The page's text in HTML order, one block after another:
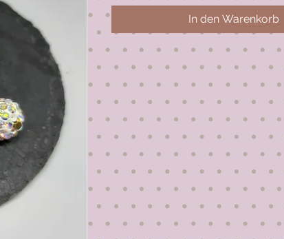
In den Warenkorb